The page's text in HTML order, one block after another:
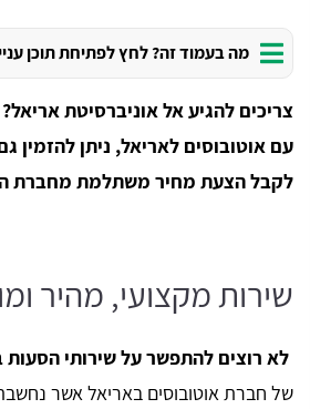
מה בעמוד זה? לחץ לפתיחת תוכן
צריכים להגיע אל אוניברסיטת
עם אוטובוסים לאריאל, ניתן להזמין
לקבל הצעת מחיר משתלמת מחברת
שירות מקצועי, מהיר
לא רוצים להתפשר על שירותי הסעות
של חברת אוטובוסים באריאל אשר